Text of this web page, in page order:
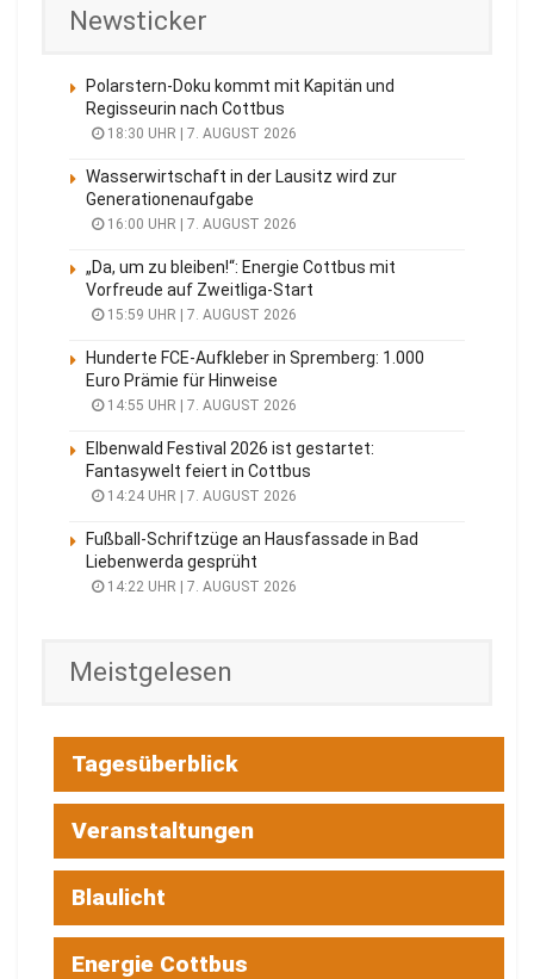
Newsticker
Polarstern-Doku kommt mit Kapitän und
Regisseurin nach Cottbus
18:30 UHR | 7. AUGUST 2026
Wasserwirtschaft in der Lausitz wird zur
Generationenaufgabe
16:00 UHR | 7. AUGUST 2026
„Da, um zu bleiben!“: Energie Cottbus mit
Vorfreude auf Zweitliga-Start
15:59 UHR | 7. AUGUST 2026
Hunderte FCE-Aufkleber in Spremberg: 1.000
Euro Prämie für Hinweise
14:55 UHR | 7. AUGUST 2026
Elbenwald Festival 2026 ist gestartet:
Fantasywelt feiert in Cottbus
14:24 UHR | 7. AUGUST 2026
Fußball-Schriftzüge an Hausfassade in Bad
Liebenwerda gesprüht
14:22 UHR | 7. AUGUST 2026
Meistgelesen
Tagesüberblick
Veranstaltungen
Blaulicht
Energie Cottbus